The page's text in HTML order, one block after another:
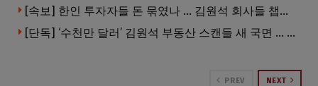
[속보] 한인 투자자들 돈 묶였나 … 김원석 회사들 챕터7 강제파산·자진파산 잇따라 신청
[단독] ‘수천만 달러’ 김원석 부동산 스캔들 새 국면 … 한인 투자자들 소송 잇따라 ‘디폴트’ 절차
PREV NEXT